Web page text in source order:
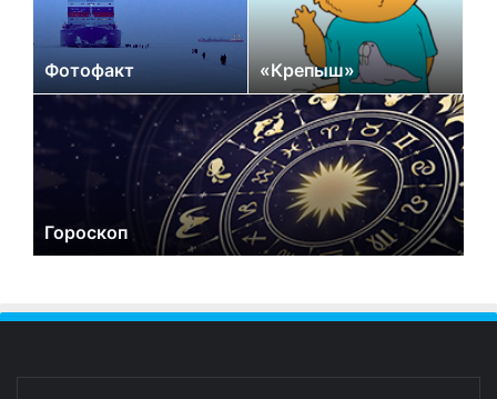
Фотофакт «Крепыш»
Гороскоп